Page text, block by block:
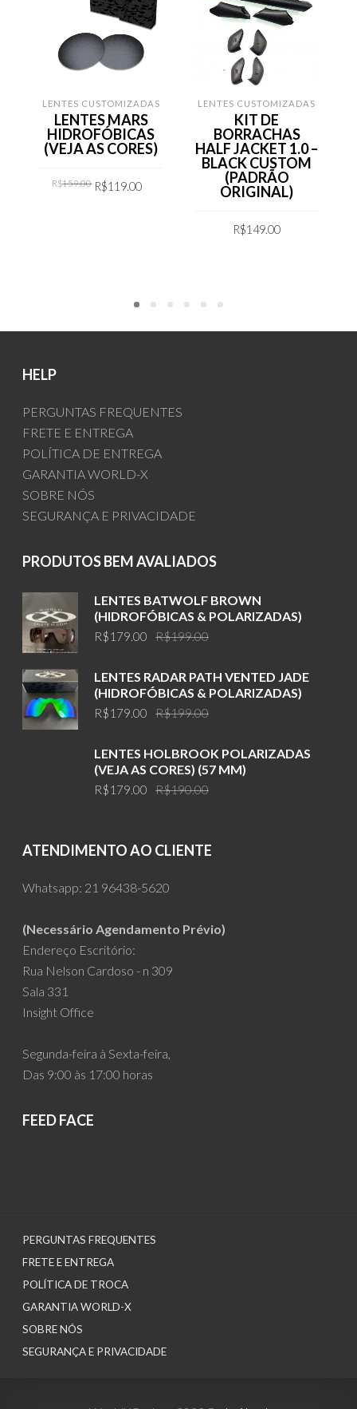
LENTES CUSTOMIZADAS
LENTES MARS
HIDROFÓBICAS
(VEJA AS CORES)
R$159.00
Original
price
R$119.00
LENTES CUSTOMIZADAS
KIT DE
BORRACHAS
HALF JACKET 1.0 –
BLACK CUSTOM
(PADRÃO
ORIGINAL)
R$149.00
HELP
PERGUNTAS FREQUENTES
FRETE E ENTREGA
POLÍTICA DE ENTREGA
GARANTIA WORLD-X
SOBRE NÓS
SEGURANÇA E PRIVACIDADE
PRODUTOS BEM AVALIADOS
LENTES BATWOLF BROWN
(HIDROFÓBICAS & POLARIZADAS)
R$199.00
was:
R$199.00.
R$179.00
is:
R$179.00.
LENTES RADAR PATH VENTED JADE
(HIDROFÓBICAS & POLARIZADAS)
R$199.00
was:
R$199.00.
R$179.00
is:
R$179.00.
LENTES HOLBROOK POLARIZADAS
(VEJA AS CORES) (57 MM)
R$190.00
R$190.00.
R$179.00
R$179.00.
ATENDIMENTO AO CLIENTE
Whatsapp: 21 96438-5620
(Necessário Agendamento Prévio)
Endereço Escritório:
Rua Nelson Cardoso - n 309
Sala 331
Insight Office
Segunda-feira à Sexta-feira,
Das 9:00 às 17:00 horas
FEED FACE
PERGUNTAS FREQUENTES
FRETE E ENTREGA
POLÍTICA DE TROCA
GARANTIA WORLD-X
SOBRE NÓS
SEGURANÇA E PRIVACIDADE